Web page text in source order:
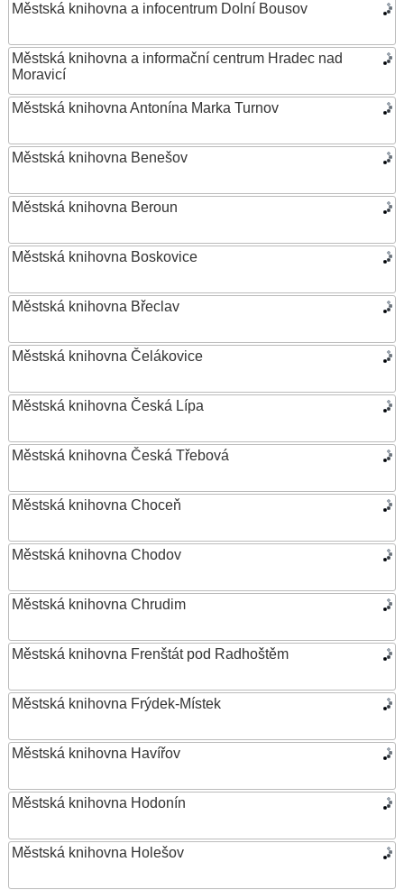
Městská knihovna a infocentrum Dolní Bousov
Městská knihovna a informační centrum Hradec nad
Moravicí
Městská knihovna Antonína Marka Turnov
Městská knihovna Benešov
Městská knihovna Beroun
Městská knihovna Boskovice
Městská knihovna Břeclav
Městská knihovna Čelákovice
Městská knihovna Česká Lípa
Městská knihovna Česká Třebová
Městská knihovna Choceň
Městská knihovna Chodov
Městská knihovna Chrudim
Městská knihovna Frenštát pod Radhoštěm
Městská knihovna Frýdek-Místek
Městská knihovna Havířov
Městská knihovna Hodonín
Městská knihovna Holešov